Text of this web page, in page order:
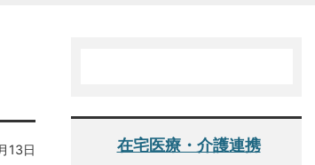
13日
在宅医療・介護連携